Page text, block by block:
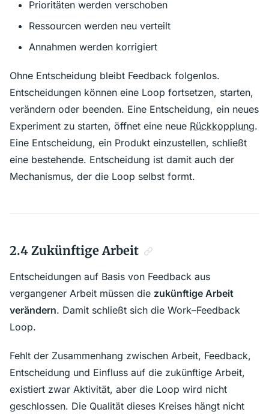
Prioritäten werden verschoben
Ressourcen werden neu verteilt
Annahmen werden korrigiert
Ohne Entscheidung bleibt Feedback folgenlos.
Entscheidungen können eine Loop fortsetzen, starten,
verändern oder beenden. Eine Entscheidung, ein neues
Experiment zu starten, öffnet eine neue Rückkopplung.
Eine Entscheidung, ein Produkt einzustellen, schließt
eine bestehende. Entscheidung ist damit auch der
Mechanismus, der die Loop selbst formt.
2.4 Zukünftige Arbeit
Entscheidungen auf Basis von Feedback aus
vergangener Arbeit müssen die zukünftige Arbeit
verändern. Damit schließt sich die Work–Feedback
Loop.
Fehlt der Zusammenhang zwischen Arbeit, Feedback,
Entscheidung und Einfluss auf die zukünftige Arbeit,
existiert zwar Aktivität, aber die Loop wird nicht
geschlossen. Die Qualität dieses Kreises hängt nicht